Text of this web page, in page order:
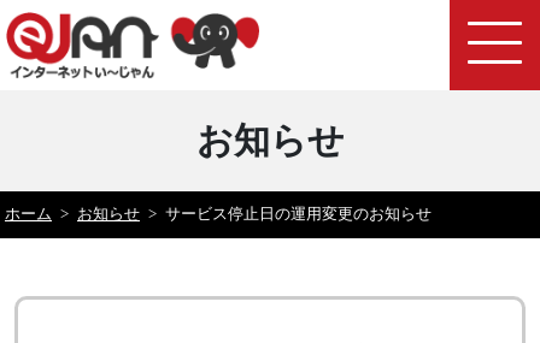
お知らせ
ホーム > お知らせ > サービス停止日の運用変更のお知らせ